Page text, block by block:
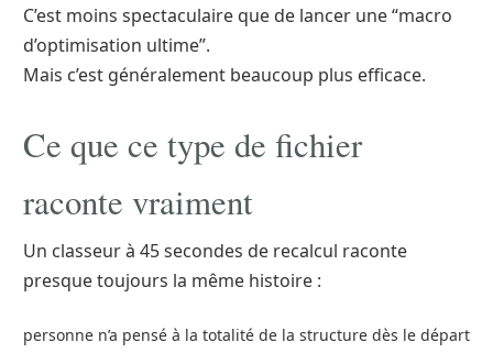
C’est moins spectaculaire que de lancer une “macro
d’optimisation ultime”.
Mais c’est généralement beaucoup plus efficace.
Ce que ce type de fichier
raconte vraiment
Un classeur à 45 secondes de recalcul raconte
presque toujours la même histoire :
personne n’a pensé à la totalité de la structure dès le départ